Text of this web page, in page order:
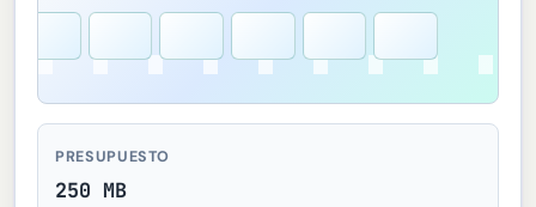
PRESUPUESTO
250 MB